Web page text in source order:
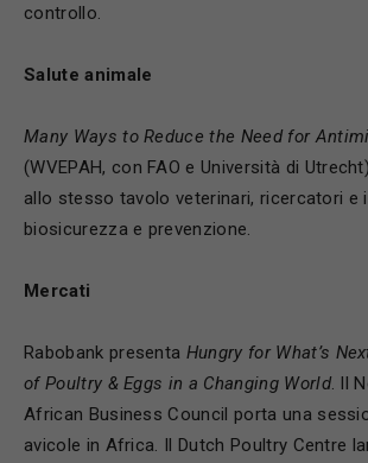
controllo.
Salute animale
Many Ways to Reduce the Need for
(WVEPAH, con FAO e Università di
allo stesso tavolo veterinari, ricercatori e
biosicurezza e prevenzione.
Mercati
Rabobank presenta Hungry for What’s
of Poultry & Eggs in a Changing World. Il
African Business Council porta una
avicole in Africa. Il Dutch Poultry Centre